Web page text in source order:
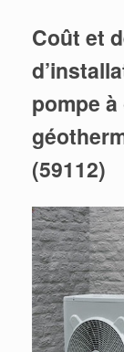
Coût et
pompe
(59112)